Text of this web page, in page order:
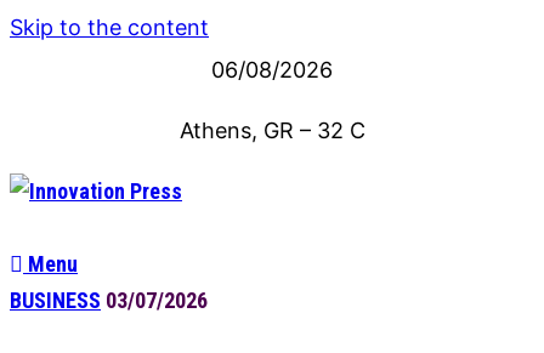
Skip to the content
06/08/2026
Athens, GR – 32 C
Menu
BUSINESS 03/07/2026